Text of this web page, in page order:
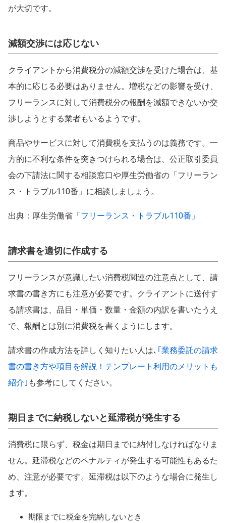
が大切です。
減額交渉には応じない
クライアントから消費税分の減額交渉を受けた場合は、基
本的に応じる必要はありません。増税などの影響を受け、
フリーランスに対して消費税分の報酬を減額できないか交
渉しようとする業者もいるようです。
商品やサービスに対して消費税を支払うのは義務です。一
方的に不利な条件を突きつけられる場合は、公正取引委員
会の下請法に関する相談窓口や厚生労働省の「フリーラン
ス・トラブル110番」に相談しましょう。
出典：厚生労働省 「フリーランス・トラブル110番」
請求書を適切に作成する
フリーランスが意識したい消費税関連の注意点として、請
求書の書き方にも注意が必要です。クライアントに送付す
る請求書は、品目・単価・数量・金額の内訳を書いたうえ
で、報酬とは別に消費税を書くようにします。
請求書の作成方法を詳しく知りたい人は､ ｢業務委託の請求
書の書き方や項目を解説！テンプレート利用のメリットも
紹介｣ も参考にしてください。
期日までに納税しないと延滞税が発生する
消費税に限らず、税金は期日までに納付しなければなりま
せん。延滞税などのペナルティが発生する可能性もあるた
め、注意が必要です。延滞税は以下のような場合に発生し
ます。
期限までに税金を完納しないとき